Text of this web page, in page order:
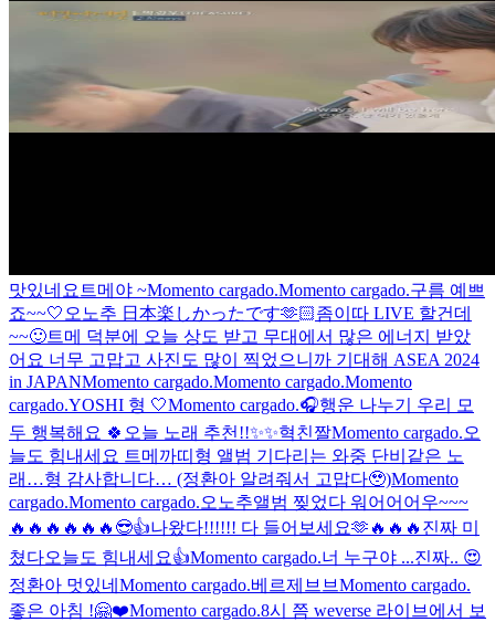
맛있네요 트메야 ~Momento cargado.Momento cargado.구름 예쁘
죠~~🤍 오노추 日本楽しかったです🫶🏻좀이따 LIVE 할건데
~~🙂트메 덕분에 오늘 상도 받고 무대에서 많은 에너지 받았
어요 너무 고맙고 사진도 많이 찍었으니까 기대해 ASEA 2024
in JAPANMomento cargado.Momento cargado.Momento
cargado.YOSHI 형 🤍Momento cargado.🎧행운 나누기 우리 모
두 행복해요 🍀 오늘 노래 추천!!✨✨혁친짤Momento cargado.오
늘도 힘내세요 트메 까띠형 앨범 기다리는 와중 단비같은 노
래…형 감사합니다… (정환아 알려줘서 고맙다🥹)Momento
cargado.Momento cargado.오노추앨범 찢었다 워어어어우~~~
🔥🔥🔥🔥🔥🔥😎👍나왔다!!!!!! 다 들어보세요🫶 🔥🔥🔥진짜 미
쳤다오늘도 힘내세요👍Momento cargado.너 누구야 ...진짜.. 😍
정환아 멋있네 Momento cargado.베르제브브Momento cargado.
좋은 아침 !🤗❤️Momento cargado.8시 쯤 weverse 라이브에서 보